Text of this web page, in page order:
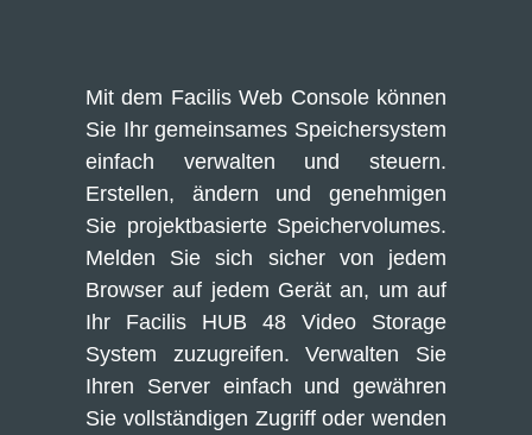
Mit dem Facilis Web Console können
Sie Ihr gemeinsames Speichersystem
einfach verwalten und steuern.
Erstellen, ändern und genehmigen
Sie projektbasierte Speichervolumes.
Melden Sie sich sicher von jedem
Browser auf jedem Gerät an, um auf
Ihr Facilis HUB 48 Video Storage
System zuzugreifen. Verwalten Sie
Ihren Server einfach und gewähren
Sie vollständigen Zugriff oder wenden